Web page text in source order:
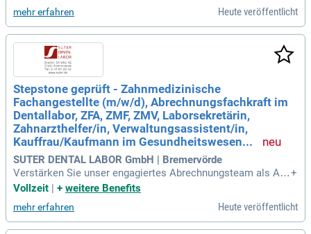
fitness und Altersvorsorge. Freuen Sie sich auf ein wertschä
tzendes Arbeitsumfeld mit praxisfinanzierten Fortbildungen
und tollen Team-Events. Sie bringen Erfahrung in der zahnär
ztlichen Abrechnung mit und kommunizieren gerne mit Pati
ent*innen? Dann sind Sie bei uns genau richtig! Bewerben Si
e sich noch heute und werden Sie Teil unseres jungen, digita
len Behandlerteams. Lassen Sie uns gemeinsam wachsen u
nd die Zukunft der Zahnmedizin gestalten!
mehr erfahren Heute veröffentlicht
Stepstone geprüft - Zahnmedizinische
Fachangestellte (m/w/d), Abrechnungsfachkraft im
Dentallabor, ZFA, ZMF, ZMV, Laborsekretärin,
Zahnarzthelfer/in, Verwaltungsassistent/in,
Kauffrau/Kaufmann im Gesundheitswesen...
SUTER DENTAL LABOR GmbH | Bremervörde
Verstärken Sie unser engagiertes Abrechnungsteam als Abr
echnungsfachkraft/Disposition (m/w/d) in Vollzeit! Bringen
slungsreichen Tätigkeit in der zahntechnischen Abrechnung
ein. Bewerben Sie sich jetzt!
+
Vollzeit | + weitere Benefits
mehr erfahren Heute veröffentlicht